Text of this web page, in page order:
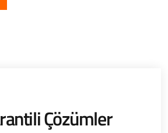
Çözümler